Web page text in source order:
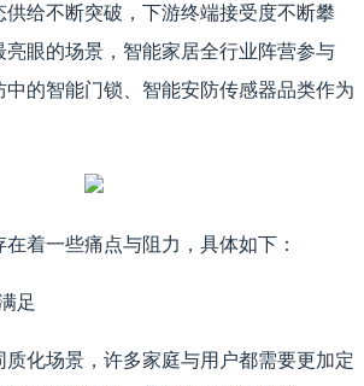
供给不断突破，下游终端接受度不断攀
亮眼的场景，智能家居全行业阵营参与
的智能门锁、智能安防传感器品类作为
着一些痛点与阻力，具体如下：
足
质化场景，许多家庭与用户都需要更加定